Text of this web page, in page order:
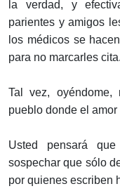
la verdad, y
parientes y amigos
los médicos se
para no marcarles cita.
Tal vez,
pueblo donde el
Usted pensará
sospechar que sólo
por quienes escriben